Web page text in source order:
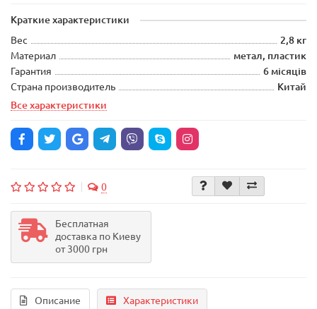
Краткие характеристики
Вес
2,8 кг
Материал
метал, пластик
Гарантия
6 місяців
Страна производитель
Китай
Все характеристики
0
Бесплатная
доставка по Киеву
от 3000 грн
Описание Характеристики